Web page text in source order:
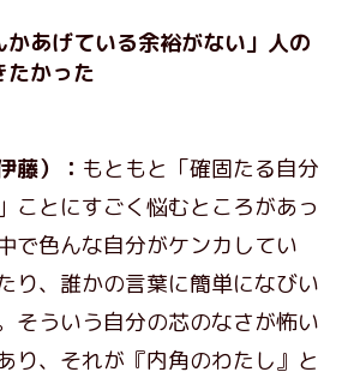
あげている余裕がない」人の
たかった
藤）： もともと「確固たる自分
ことにすごく悩むところがあっ
で色んな自分がケンカしてい
り、誰かの言葉に簡単になびい
そういう自分の芯のなさが怖い
り、それが『内角のわたし』と